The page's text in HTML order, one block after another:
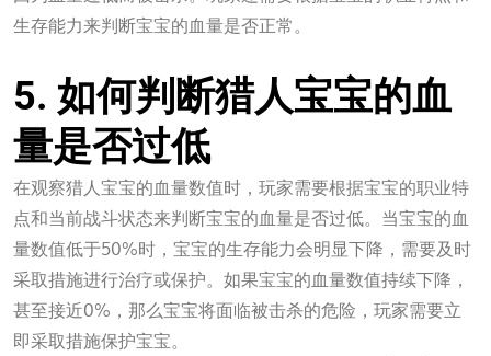
生存能力来判断宝宝的血量是否正常。
5. 如何判断猎人宝宝的血
量是否过低
在观察猎人宝宝的血量数值时，玩家需要根据宝宝的职业特
点和当前战斗状态来判断宝宝的血量是否过低。当宝宝的血
量数值低于50%时，宝宝的生存能力会明显下降，需要及时
采取措施进行治疗或保护。如果宝宝的血量数值持续下降，
甚至接近0%，那么宝宝将面临被击杀的危险，玩家需要立
即采取措施保护宝宝。